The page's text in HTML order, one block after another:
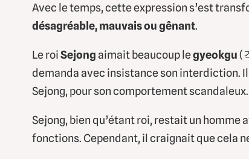
Avec le temps, cette expression s’est
désagréable, mauvais ou gênant.
Le roiSejong aimait beaucoup legyeokgu(
demanda avec insistance son interdiction.
Sejong, pour son comportement scandaleux.
Sejong, bien qu’étant roi, restait un
fonctions. Cependant, il craignait que cela